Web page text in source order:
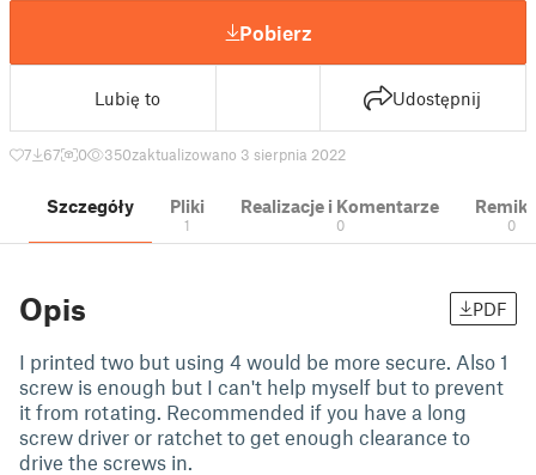
Pobierz
Lubię to Udostępnij
7 67 0 350zaktualizowano 3 sierpnia 2022
Szczegóły Pliki
1
Realizacje i Komentarze
0 0
Opis PDF
I printed two but using 4 would be more secure. Also 1
screw is enough but I can't help myself but to prevent
it from rotating. Recommended if you have a long
screw driver or ratchet to get enough clearance to
drive the screws in.